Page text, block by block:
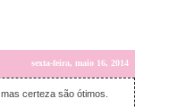
sexta-feira, maio 16, 2014
certeza são ótimos.